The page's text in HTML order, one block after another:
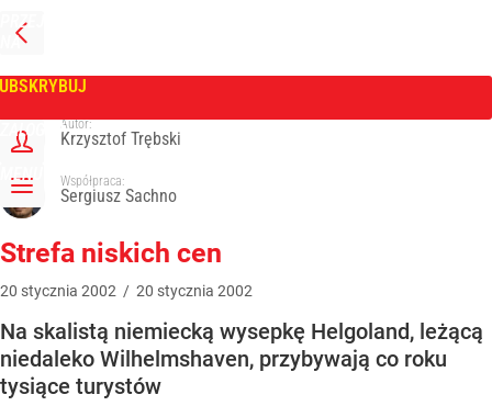
PRZEJDŹ
NA
GŁÓWNĄ
ZALOGUJ
MENU
Tygodnik Wprost
Autor:
Krzysztof Trębski
Współpraca:
Sergiusz Sachno
Strefa niskich cen
20 stycznia 2002 / 20 stycznia 2002
Na skalistą niemiecką wysepkę Helgoland, leżącą
niedaleko Wilhelmshaven, przybywają co roku
tysiące turystów